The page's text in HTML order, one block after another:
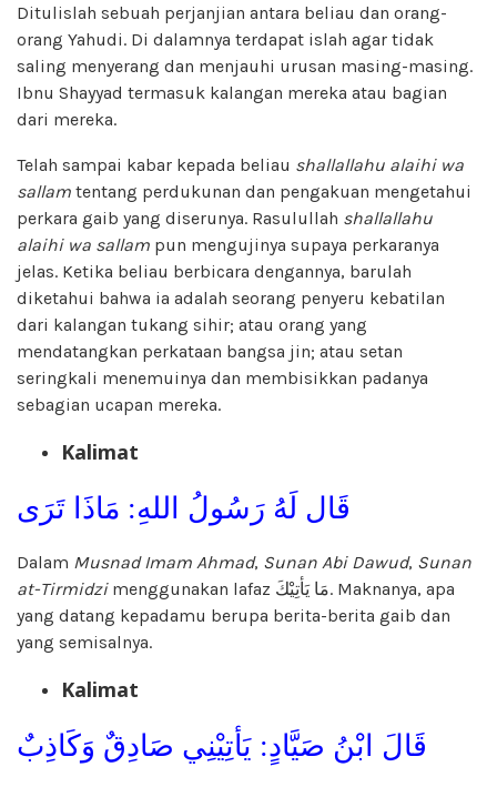
Ditulislah sebuah perjanjian antara beliau dan orang-
orang Yahudi. Di dalamnya terdapat islah agar tidak
saling menyerang dan menjauhi urusan masing-masing.
Ibnu Shayyad termasuk kalangan mereka atau bagian
dari mereka.
Telah sampai kabar kepada beliau shallallahu alaihi wa
sallam tentang perdukunan dan pengakuan mengetahui
perkara gaib yang diserunya. Rasulullah shallallahu
alaihi wa sallam pun mengujinya supaya perkaranya
jelas. Ketika beliau berbicara dengannya, barulah
diketahui bahwa ia adalah seorang penyeru kebatilan
dari kalangan tukang sihir; atau orang yang
mendatangkan perkataan bangsa jin; atau setan
seringkali menemuinya dan membisikkan padanya
sebagian ucapan mereka.
Kalimat
قَال لَهُ رَسُولُ اللهِ: مَاذَا تَرَى
Dalam Musnad Imam Ahmad, Sunan Abi Dawud, Sunan
at-Tirmidzimenggunakan lafaz مَا يَأتِيْكَ. Maknanya, apa
yang datang kepadamu berupa berita-berita gaib dan
yang semisalnya.
Kalimat
قَالَ ابْنُ صَيَّادٍ: يَأتِيْنِي صَادِقٌ وَكَاذِبٌ